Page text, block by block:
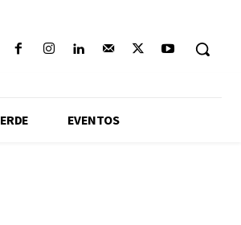
EVENTOS